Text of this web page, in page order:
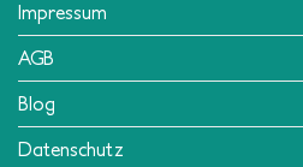
Impressum
AGB
Blog
Datenschutz